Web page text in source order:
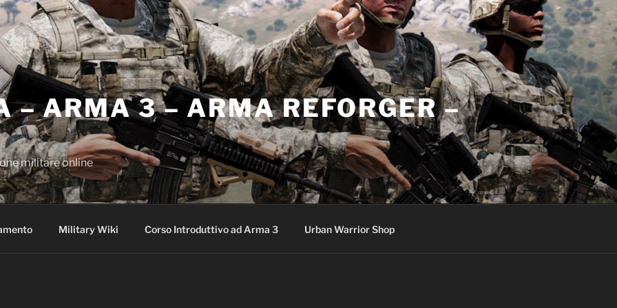
– ARMA 3 – ARMA REFORGER –
militare online
Military Wiki Corso Introduttivo ad Arma 3 Urban Warrior Shop